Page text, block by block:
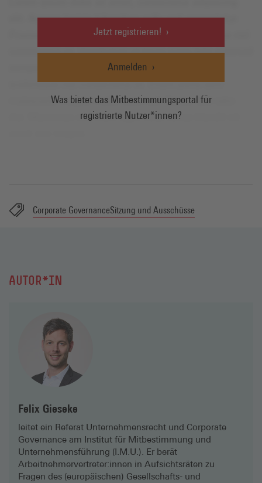
Jetzt registrieren!
Anmelden
Was bietet das Mitbestimmungsportal für
registrierte Nutzer*innen?
Corporate GovernanceSitzung und Ausschüsse
AUTOR*IN
Felix Gieseke
leitet ein Referat Unternehmensrecht und Corporate
Governance am Institut für Mitbestimmung und
Unternehmensführung (I.M.U.). Er berät
Arbeitnehmervertreter:innen in Aufsichtsräten zu
Fragen des (europäischen) Gesellschafts- und